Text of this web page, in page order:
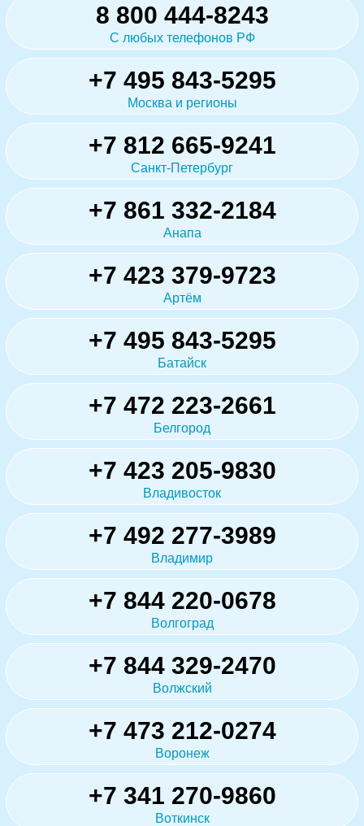
8 800 444-8243
С любых телефонов РФ
+7 495 843-5295
Москва и регионы
+7 812 665-9241
Санкт-Петербург
+7 861 332-2184
Анапа
+7 423 379-9723
Артём
+7 495 843-5295
Батайск
+7 472 223-2661
Белгород
+7 423 205-9830
Владивосток
+7 492 277-3989
Владимир
+7 844 220-0678
Волгоград
+7 844 329-2470
Волжский
+7 473 212-0274
Воронеж
+7 341 270-9860
Воткинск